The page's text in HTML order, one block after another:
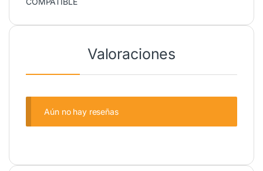
Valoraciones
Aún no hay reseñas